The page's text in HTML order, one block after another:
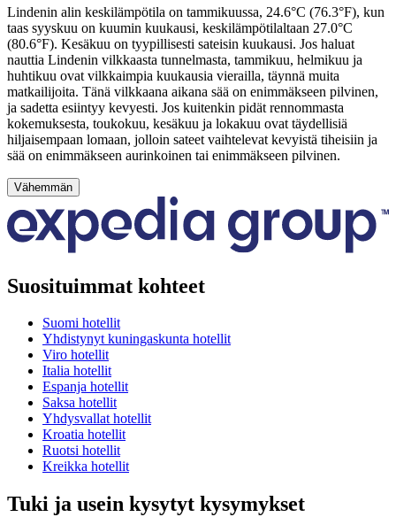
Lindenin alin keskilämpötila on tammikuussa, 24.6°C (76.3°F), kun
taas syyskuu on kuumin kuukausi, keskilämpötilaltaan 27.0°C
(80.6°F). Kesäkuu on tyypillisesti sateisin kuukausi. Jos haluat
nauttia Lindenin vilkkaasta tunnelmasta, tammikuu, helmikuu ja
huhtikuu ovat vilkkaimpia kuukausia vierailla, täynnä muita
matkailijoita. Tänä vilkkaana aikana sää on enimmäkseen pilvinen,
ja sadetta esiintyy kevyesti. Jos kuitenkin pidät rennommasta
kokemuksesta, toukokuu, kesäkuu ja lokakuu ovat täydellisiä
hiljaisempaan lomaan, jolloin sateet vaihtelevat kevyistä tiheisiin ja
sää on enimmäkseen aurinkoinen tai enimmäkseen pilvinen.
Vähemmän
Suosituimmat kohteet
Suomi hotellit
Yhdistynyt kuningaskunta hotellit
Viro hotellit
Italia hotellit
Espanja hotellit
Saksa hotellit
Yhdysvallat hotellit
Kroatia hotellit
Ruotsi hotellit
Kreikka hotellit
Tuki ja usein kysytyt kysymykset